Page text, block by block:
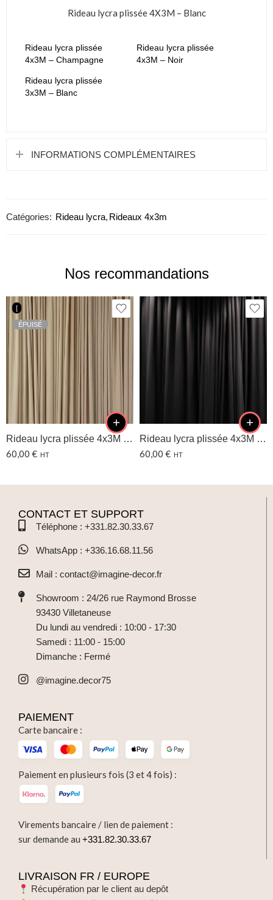
Rideau lycra plissée 4X3M – Blanc
Rideau lycra plissée
4x3M – Champagne
Rideau lycra plissée
4x3M – Noir
Rideau lycra plissée
3x3M – Blanc
INFORMATIONS COMPLÉMENTAIRES
Catégories: Rideau lycra, Rideaux 4x3m
Nos recommandations
[
ÉPUISÉ
Rideau lycra plissée 4x3M – Champagne
60,00 € HT
Rideau lycra plissée 4x3M – Noir
60,00 € HT
CONTACT ET SUPPORT
Téléphone : +331.82.30.33.67
WhatsApp : +336.16.68.11.56
Mail : contact@imagine-decor.fr
Showroom : 24/26 rue Raymond Brosse
93430 Villetaneuse
Du lundi au vendredi : 10:00 - 17:30
Samedi : 11:00 - 15:00
Dimanche : Fermé
@imagine.decor75
PAIEMENT
Carte bancaire :
Paiement en plusieurs fois (3 et 4 fois) :
Virements bancaire / lien de paiement :
sur demande au +331.82.30.33.67
LIVRAISON FR / EUROPE
Récupération par le client au depôt